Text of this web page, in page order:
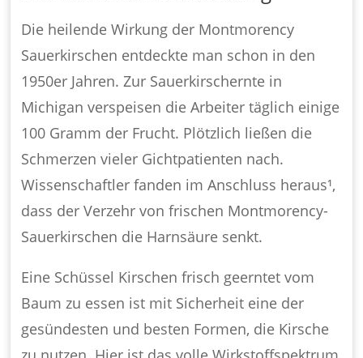
Die heilende Wirkung der Montmorency
Sauerkirschen entdeckte man schon in den
1950er Jahren. Zur Sauerkirschernte in
Michigan verspeisen die Arbeiter täglich einige
100 Gramm der Frucht. Plötzlich ließen die
Schmerzen vieler Gichtpatienten nach.
Wissenschaftler fanden im Anschluss heraus¹,
dass der Verzehr von frischen Montmorency-
Sauerkirschen die Harnsäure senkt.
Eine Schüssel Kirschen frisch geerntet vom
Baum zu essen ist mit Sicherheit eine der
gesündesten und besten Formen, die Kirsche